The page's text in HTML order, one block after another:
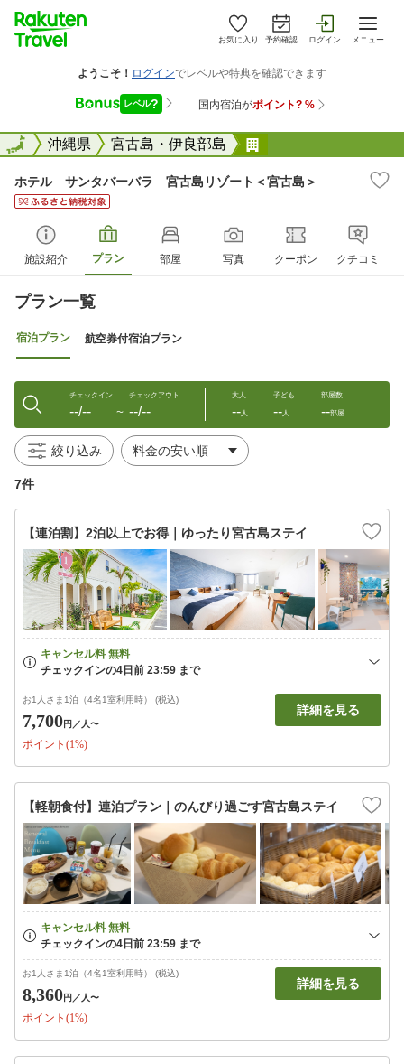
お気に入り 予約確認 ログイン メニュー
全国沖縄県 宮古島・伊良部島
全国
ホテル サンタバーバラ 宮古島リゾート＜宮古島＞
施設紹介 プラン 部屋 写真 クーポン クチコミ
プラン一覧
宿泊プラン 航空券付宿泊プラン
チェックイン
--/-- 〜
チェックアウト
--/--
大人
--人
子ども
--人
部屋数
--部屋
絞り込み
7件
【連泊割】2泊以上でお得｜ゆったり宮古島ステイ
お1人さま1泊（4名1室利用時） (税込)
7,700円 ／人〜
ポイント(1%)
詳細を見る
【軽朝食付】連泊プラン｜のんびり過ごす宮古島ステイ
お1人さま1泊（4名1室利用時） (税込)
8,360円 ／人〜
ポイント(1%)
詳細を見る